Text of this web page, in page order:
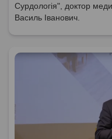
Сурдологія", доктор
Василь Іванович.